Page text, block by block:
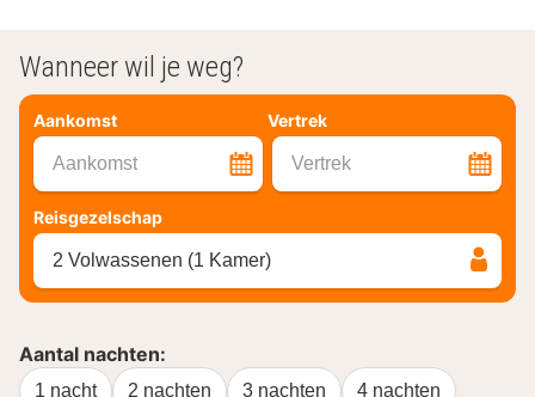
Wanneer wil je weg?
Aankomst Vertrek
Aankomst Vertrek
Reisgezelschap
2 Volwassenen (1 Kamer)
Aantal nachten:
1 nacht 2 nachten 3 nachten 4 nachten